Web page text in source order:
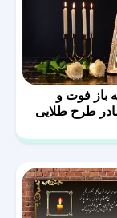
باز فوت و
طرح طلایی